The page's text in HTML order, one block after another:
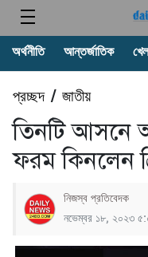
অর্থনীতি আন্তর্জাতিক
প্রচ্ছদ/ জাতীয়
তিনটি আসনে
ফরম কিনলেন
নিজস্ব প্রতিবেদক
নভেম্বর ১৮, ২০২৩